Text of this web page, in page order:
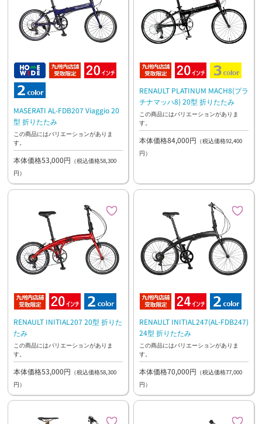
MASERATI AL-FDB207 Viaggio 20
型 折りたたみ
この商品にはバリエーションがありま
す。
本体価格53,000円 （税込価格58,300
円）
RENAULT PLATINUM MACH8(プラ
チナマッハ8) 20型 折りたたみ
この商品にはバリエーションがありま
す。
本体価格84,000円 （税込価格92,400
円）
RENAULT INITIAL207 20型 折りた
たみ
この商品にはバリエーションがありま
す。
本体価格53,000円 （税込価格58,300
円）
RENAULT INITIAL247(AL-FDB247)
24型 折りたたみ
この商品にはバリエーションがありま
す。
本体価格70,000円 （税込価格77,000
円）